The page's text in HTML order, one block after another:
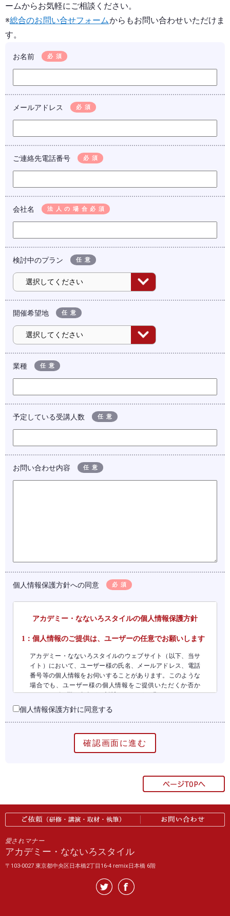
ームからお気軽にご相談ください。
※総合のお問い合せフォームからもお問い合わせいただけま
す。
お名前 必須
メールアドレス 必須
ご連絡先電話番号 必須
会社名 法人の場合必須
検討中のプラン 任意
開催希望地 任意
業種 任意
予定している受講人数 任意
お問い合わせ内容 任意
個人情報保護方針への同意 必須
アカデミー・なないろスタイルの個人情報保護方針
1：個人情報のご提供は、ユーザーの任意でお願いします
アカデミー・なないろスタイルのウェブサイト（以下、当サ
イト）において、ユーザー様の氏名、メールアドレス、電話
番号等の個人情報をお伺いすることがあります。このような
場合でも、ユーザー様の個人情報をご提供いただくか否か
は、ユーザー様ご自身がご判断されるようお願いします。
当サイトでは、個人情報を必要に応じて適正に取得します。
また取得した個人情報は、以下の目的で使用します。
ません。
3：原則として、ユーザー様の個人情報を第三者に開示す
ることはありません
当サイトがユーザー様からご提供いただいた個人情報は、以
ことなく、第三者に開示することはありません。
個人情報保護方針に同意する
愛されマナー
アカデミー・なないろスタイル
〒103-0027 東京都中央区日本橋2丁目16-4 remix日本橋 6階